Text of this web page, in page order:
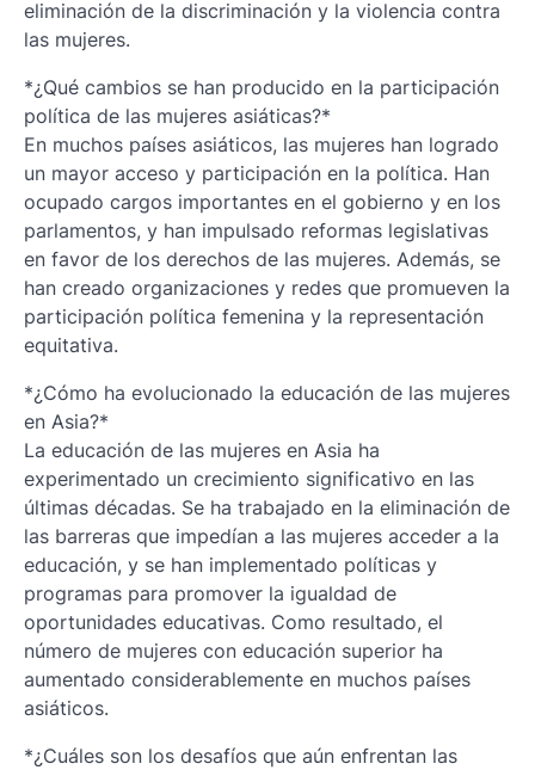
eliminación de la discriminación y la violencia contra
las mujeres.
*¿Qué cambios se han producido en la participación
política de las mujeres asiáticas?*
En muchos países asiáticos, las mujeres han logrado
un mayor acceso y participación en la política. Han
ocupado cargos importantes en el gobierno y en los
parlamentos, y han impulsado reformas legislativas
en favor de los derechos de las mujeres. Además, se
han creado organizaciones y redes que promueven la
participación política femenina y la representación
equitativa.
*¿Cómo ha evolucionado la educación de las mujeres
en Asia?*
La educación de las mujeres en Asia ha
experimentado un crecimiento significativo en las
últimas décadas. Se ha trabajado en la eliminación de
las barreras que impedían a las mujeres acceder a la
educación, y se han implementado políticas y
programas para promover la igualdad de
oportunidades educativas. Como resultado, el
número de mujeres con educación superior ha
aumentado considerablemente en muchos países
asiáticos.
*¿Cuáles son los desafíos que aún enfrentan las